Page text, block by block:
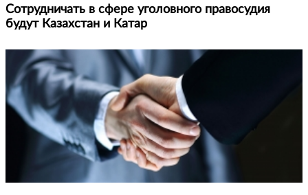
Сотрудничать в сфере уголовного правосудия
будут Казахстан и Катар